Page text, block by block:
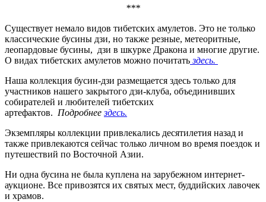
***
Существует немало видов тибетских амулетов. Это не только
классические бусины дзи, но также резные, метеоритные,
леопардовые бусины, дзи в шкурке Дракона и многие другие.
О видах тибетских амулетов можно почитатьздесь.
Наша коллекция бусин-дзи размещается здесь только для
участников нашего закрытого дзи-клуба, объединивших
собирателей и любителей тибетских
артефактов. Подробнеездесь.
Экземпляры коллекции привлекались десятилетия назад и
также привлекаются сейчас только личном во время поездок и
путешествий по Восточной Азии.
Ни одна бусина не была куплена на зарубежном интернет-
аукционе. Все привозятся их святых мест, буддийских лавочек
и храмов.